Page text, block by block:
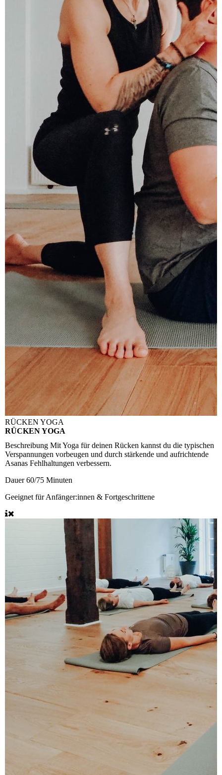
RÜCKEN YOGA
RÜCKEN YOGA
Beschreibung Mit Yoga für deinen Rücken kannst du die typischen
Verspannungen vorbeugen und durch stärkende und aufrichtende
Asanas Fehlhaltungen verbessern.
Dauer60/75 Minuten
Geeignet fürAnfänger:innen & Fortgeschrittene